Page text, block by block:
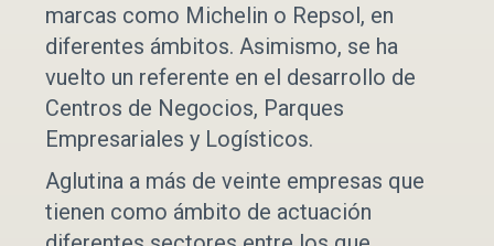
marcas como Michelin o Repsol, en
diferentes ámbitos. Asimismo, se ha
vuelto un referente en el desarrollo de
Centros de Negocios, Parques
Empresariales y Logísticos.
Aglutina a más de veinte empresas que
tienen como ámbito de actuación